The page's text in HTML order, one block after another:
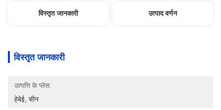
विस्तृत जानकारी उत्पाद वर्णन
विस्तृत जानकारी
उत्पत्ति के प्लेस:
हेबेई, चीन